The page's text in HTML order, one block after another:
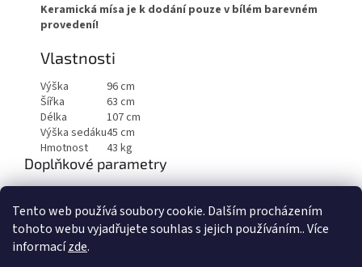
Tento web používá soubory cookie. Dalším procházením
tohoto webu vyjadřujete souhlas s jejich používáním.. Více
informacízde.
Keramická mísa je k dodání pouze v bílém barevném
provedení!
Vlastnosti
Výška
96 cm
Šířka
63 cm
Délka
107 cm
Výška sedáku45 cm
Hmotnost
43 kg
Doplňkové parametry
Hmotnost
50 kg